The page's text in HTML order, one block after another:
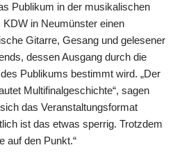
Publikum in der musikalischen
in Neumünster einen
Gitarre, Gesang und gelesener
dessen Ausgang durch die
Publikums bestimmt wird. „Der
Multifinalgeschichte“, sagen
das Veranstaltungsformat
ist das etwas sperrig. Trotzdem
auf den Punkt.“